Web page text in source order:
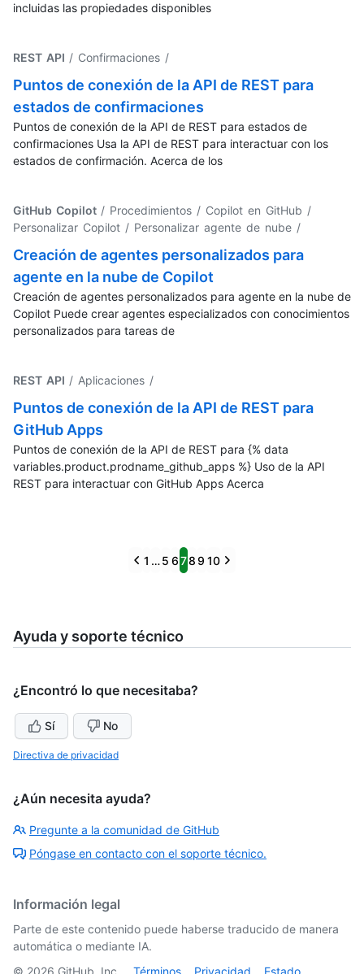
incluidas las propiedades disponibles
REST API / Confirmaciones /
Puntos de conexión de la API de REST para
estados de confirmaciones
Puntos de conexión de la API de REST para estados de
confirmaciones Usa la API de REST para interactuar con los
estados de confirmación. Acerca de los
GitHub Copilot / Procedimientos / Copilot en GitHub /
Personalizar Copilot / Personalizar agente de nube /
Creación de agentes personalizados para
agente en la nube de Copilot
Creación de agentes personalizados para agente en la nube de
Copilot Puede crear agentes especializados con conocimientos
personalizados para tareas de
REST API / Aplicaciones /
Puntos de conexión de la API de REST para
GitHub Apps
Puntos de conexión de la API de REST para {% data
variables.product.prodname_github_apps %} Uso de la API
REST para interactuar con GitHub Apps Acerca
Previous
1 …5 6789 10 Next
Ayuda y soporte técnico
¿Encontró lo que necesitaba?
Sí No
Directiva de privacidad
¿Aún necesita ayuda?
Pregunte a la comunidad de GitHub
Póngase en contacto con el soporte técnico.
Información legal
Parte de este contenido puede haberse traducido de manera
automática o mediante IA.
© 2026 GitHub, Inc. Términos Privacidad Estado